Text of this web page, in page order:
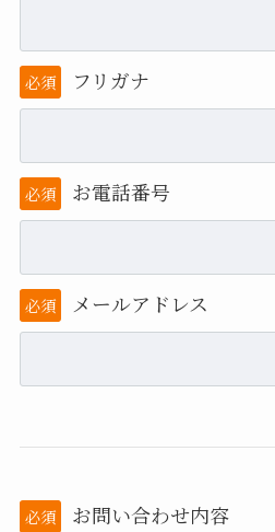
必須 フリガナ
必須 お電話番号
必須 メールアドレス
必須
お問い合わせ内容